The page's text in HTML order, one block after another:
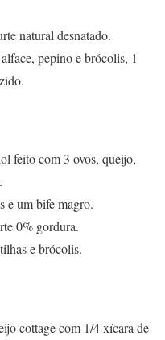
natural desnatado.
pepino e brócolis, 1
feito com 3 ovos, queijo,
e um bife magro.
0% gordura.
e brócolis.
cottage com 1/4 xícara de